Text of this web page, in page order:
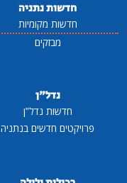
חדשות נתניה
חדשות מקומיות
מבזקים
נדל"ן
חדשות נדל"ן
פרויקטים חדשים בנתניה